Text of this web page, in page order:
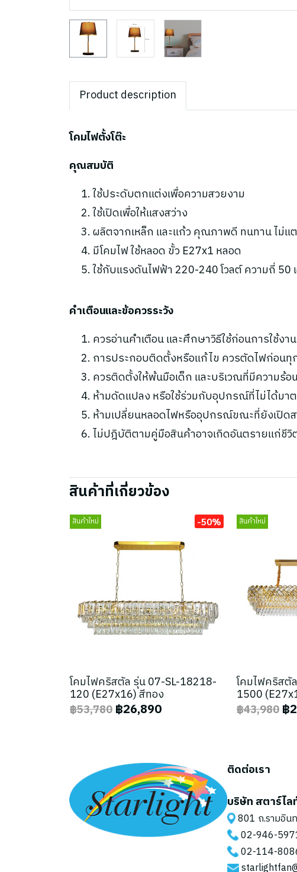
Product description
โคมไฟตั้งโต๊ะ
คุณสมบัติ
ใช้ประดับตกแต่งเพื่อความสวยงาม
ใช้เปิดเพื่อให้แสงสว่าง
ผลิตจากเหล็ก และแก้ว คุณภาพดี ทนทาน ไม่แ
มีโคมไฟ ใช้หลอด ขั้ว E27x1 หลอด
ใช้กับแรงดันไฟฟ้า 220-240 โวลต์ ความถี่ 50
คำเตือนและข้อควรระวัง
ควรอ่านคำเตือน และศึกษาวิธีใช้ก่อนการใช้งาน
การประกอบติดตั้งหรือแก้ไข ควรตัดไฟก่อน
ควรติดตั้งให้พ้นมือเด็ก และบริเวณที่มีความร้อ
ห้ามดัดแปลง หรือใช้ร่วมกับอุปกรณ์ที่ไม่ได้มา
ห้ามเปลี่ยนหลอดไฟหรืออุปกรณ์ขณะที่ยังเปิด
ไม่ปฎิบัติตามคู่มือสินค้าอาจเกิดอันตรายแก่ชี
สินค้าที่เกี่ยวข้อง
สินค้าใหม่ -50%
โคมไฟคริสตัล รุ่น 07-SL-18218-
120 (E27x16) สีทอง
฿53,780 ฿26,890
สินค้าใหม่
โคมไฟคริสตั
1500
฿43,980 ฿
ติดต่อเรา
บริษัท สตาร์ไล
801 ถ.รามอิน
02-946-
02-114-